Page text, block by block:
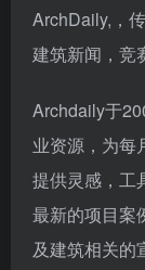
ArchDaily,，
建筑新闻，竞
Archdaily于
业资源，为每
提供灵感，工
最新的项目案
及建筑相关的